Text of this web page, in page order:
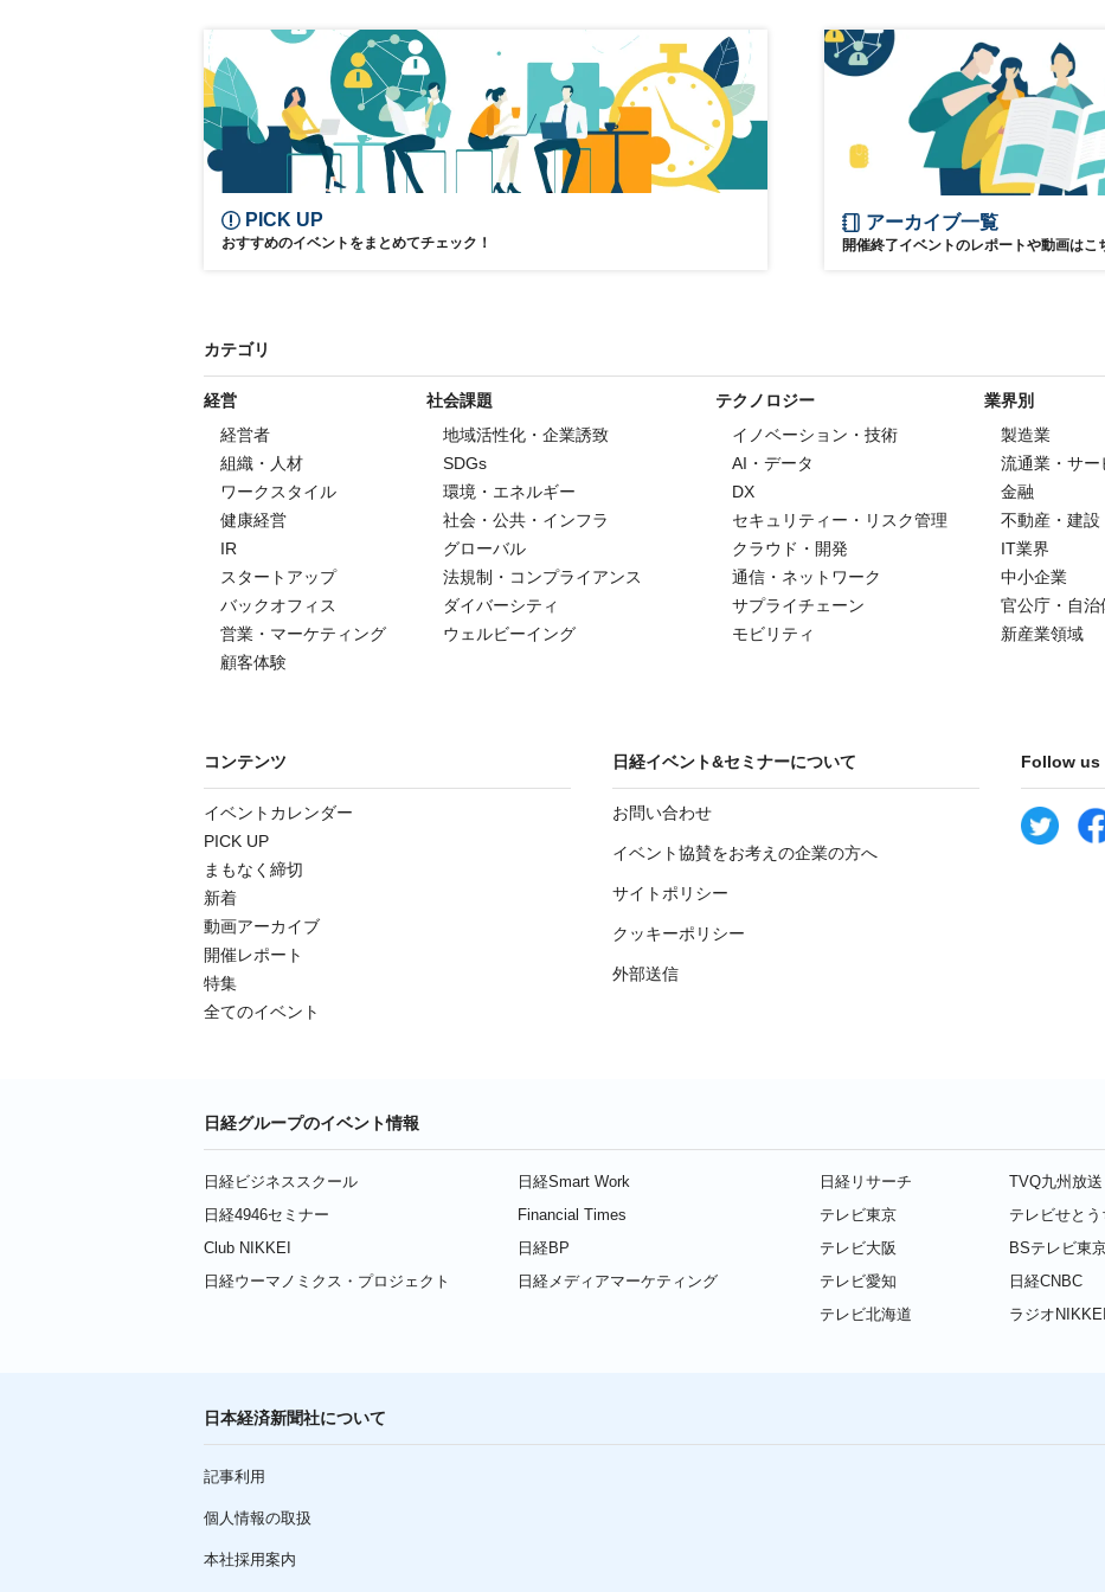
キャリア 参加無料
PICK UP
おすすめのイベントをまとめてチェック！
アーカイブ一覧
開催終了イベントのレポートや動画はこ
カテゴリ
経営
経営者
組織・人材
ワークスタイル
健康経営
IR
スタートアップ
バックオフィス
営業・マーケティング
顧客体験
社会課題
地域活性化・企業誘致
SDGs
環境・エネルギー
社会・公共・インフラ
グローバル
法規制・コンプライアンス
ダイバーシティ
ウェルビーイング
テクノロジー
イノベーション・技術
AI・データ
DX
セキュリティー・リスク管理
クラウド・開発
通信・ネットワーク
サプライチェーン
モビリティ
業界別
製造業
流通業・サー
金融
不動産・建設
IT業界
中小企業
官公庁・自治
新産業領域
コンテンツ
イベントカレンダー
PICK UP
まもなく締切
新着
動画アーカイブ
開催レポート
特集
全てのイベント
日経イベント&セミナーについて
お問い合わせ
イベント協賛をお考えの企業の方へ
サイトポリシー
クッキーポリシー
外部送信
Follow us
日経グループのイベント情報
日経ビジネススクール
日経4946セミナー
Club NIKKEI
日経ウーマノミクス・プロジェクト
日経Smart Work
Financial Times
日経BP
日経メディアマーケティング
日経リサーチ
テレビ東京
テレビ大阪
テレビ愛知
テレビ北海道
TVQ九州放送
テレビせとう
BSテレビ東
日経CNBC
ラジオNIKKEI
日本経済新聞社について
記事利用
個人情報の取扱
本社採用案内